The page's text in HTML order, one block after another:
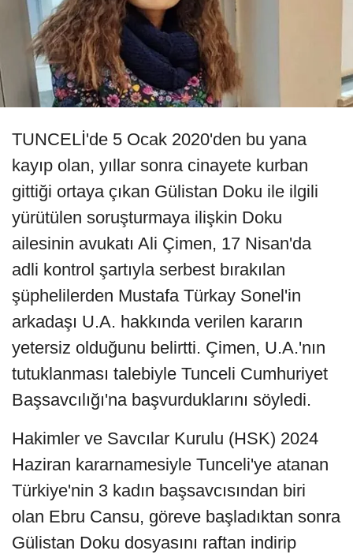
TUNCELİ'de 5 Ocak 2020'den bu yana
kayıp olan, yıllar sonra cinayete kurban
gittiği ortaya çıkan Gülistan Doku ile ilgili
yürütülen soruşturmaya ilişkin Doku
ailesinin avukatı Ali Çimen, 17 Nisan'da
adli kontrol şartıyla serbest bırakılan
şüphelilerden Mustafa Türkay Sonel'in
arkadaşı U.A. hakkında verilen kararın
yetersiz olduğunu belirtti. Çimen, U.A.'nın
tutuklanması talebiyle Tunceli Cumhuriyet
Başsavcılığı'na başvurduklarını söyledi.
Hakimler ve Savcılar Kurulu (HSK) 2024
Haziran kararnamesiyle Tunceli'ye atanan
Türkiye'nin 3 kadın başsavcısından biri
olan Ebru Cansu, göreve başladıktan sonra
Gülistan Doku dosyasını raftan indirip